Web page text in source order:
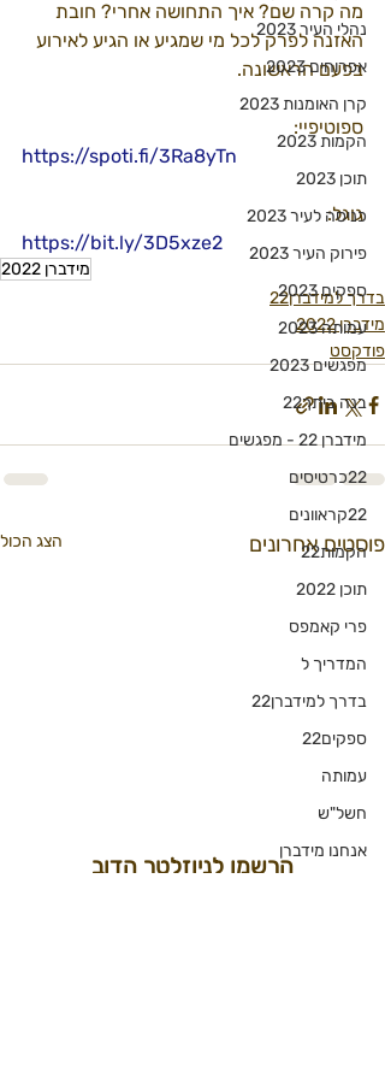
נהלי העיר 2023
אפרוחים 2023
קרן האומנות 2023
הקמות 2023
תוכן 2023
כניסה לעיר 2023
פירוק העיר 2023
ספקים 2023
עמותה 2023
מפגשים 2023
בנה ביתך22
מידברן 22 - מפגשים
22כרטיסים
22קראוונים
הקמות22
תוכן 2022
פרי קאמפס
המדריך ל
בדרך למידברן22
ספקים22
עמותה
חשל"ש
אנחנו מידברן
מה קרה שם? איך התחושה אחרי? חובת
האזנה לפרק לכל מי שמגיע או הגיע לאירוע
בפעם הראשונה.
ספוטיפיי:
https://spoti.fi/3Ra8yTn
גוגל:
https://bit.ly/3D5xze2
מידברן 2022
בדרך למידברן22
מידברן 2022
פודקסט
פוסטים אחרונים הצג הכול
הרשמו לניוזלטר הדוב